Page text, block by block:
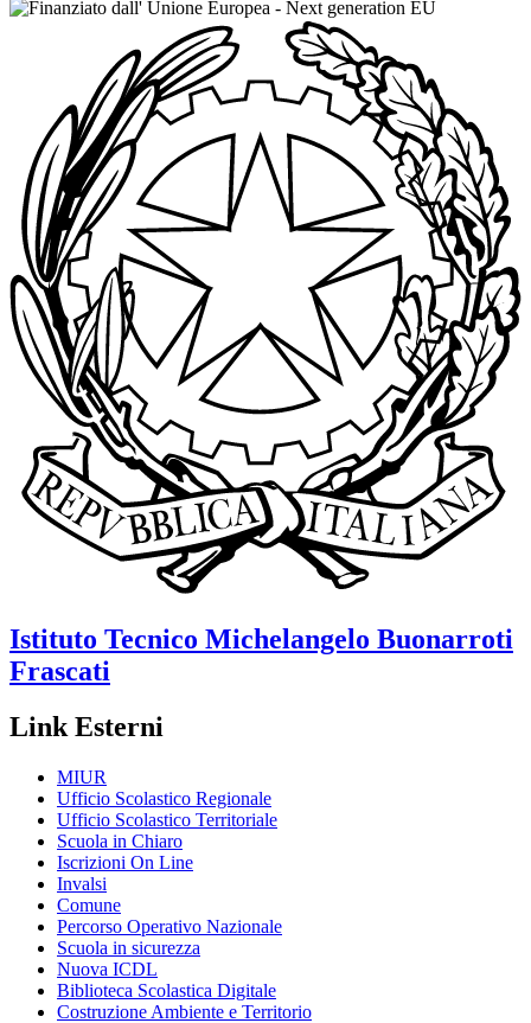
Istituto Tecnico Michelangelo Buonarroti
Frascati
Link Esterni
MIUR
Ufficio Scolastico Regionale
Ufficio Scolastico Territoriale
Scuola in Chiaro
Iscrizioni On Line
Invalsi
Comune
Percorso Operativo Nazionale
Scuola in sicurezza
Nuova ICDL
Biblioteca Scolastica Digitale
Costruzione Ambiente e Territorio